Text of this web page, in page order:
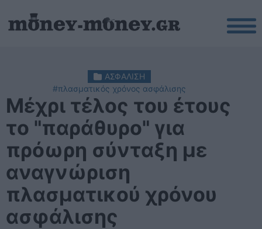
ΑΣΦΑΛΙΣΗ
#πλασματικός χρόνος ασφάλισης
Μέχρι τέλος του έτους
το "παράθυρο" για
πρόωρη σύνταξη με
αναγνώριση
πλασματικού χρόνου
ασφάλισης